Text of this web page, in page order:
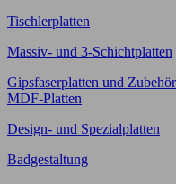
Tischlerplatten
Massiv- und 3-Schichtplatten
Gipsfaserplatten und Zubehör
MDF-Platten
Design- und Spezialplatten
Badgestaltung